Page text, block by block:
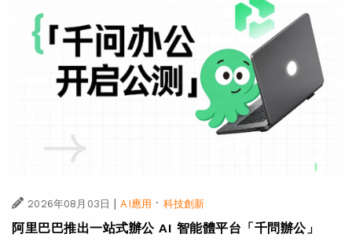
2026年08月03日 | AI應用 · 科技創新
阿里巴巴推出一站式辦公 AI 智能體平台「千問辦公」